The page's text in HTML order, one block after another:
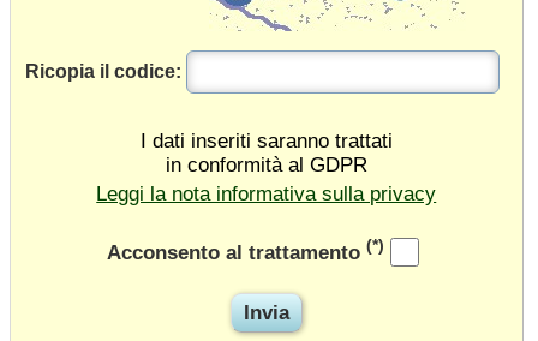
Ricopia il codice:
I dati inseriti saranno trattati
in conformità al GDPR
Leggi la nota informativa sulla privacy
Acconsento al trattamento (*)